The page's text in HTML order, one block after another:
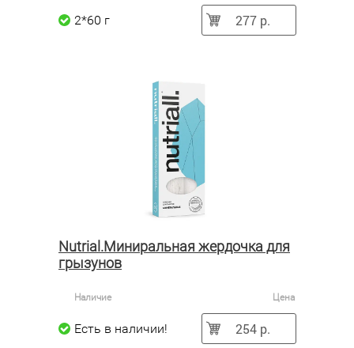
2*60 г 277 р.
Nutrial.Миниральная жердочка для
грызунов
Наличие Цена
Есть в наличии! 254 р.